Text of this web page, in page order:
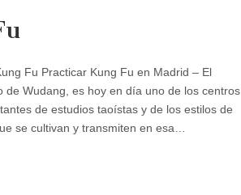
Fu Practicar Kung Fu en Madrid – El
de Wudang, es hoy en día uno de los centros
de estudios taoístas y de los estilos de
se cultivan y transmiten en esa…